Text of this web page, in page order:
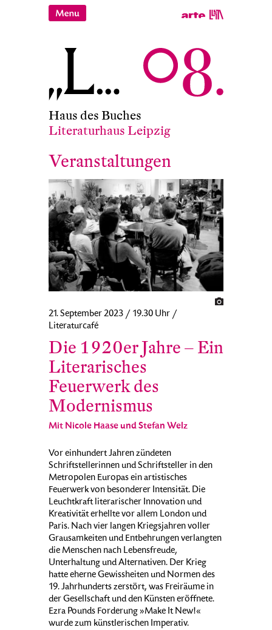
Haus des Buches
Literaturhaus Leipzig
Veranstaltungen
21. September 2023 / 19.30 Uhr /
Literaturcafé
Die 1920er Jahre – Ein
Literarisches
Feuerwerk des
Modernismus
Mit Nicole Haase und Stefan Welz
Vor einhundert Jahren zündeten
Schriftstellerinnen und Schriftsteller in den
Metropolen Europas ein artistisches
Feuerwerk von besonderer Intensität. Die
Leuchtkraft literarischer Innovation und
Kreativität erhellte vor allem London und
Paris. Nach vier langen Kriegsjahren voller
Grausamkeiten und Entbehrungen verlangten
die Menschen nach Lebensfreude,
Unterhaltung und Alternativen. Der Krieg
hatte eherne Gewissheiten und Normen des
19. Jahrhunderts zerstört, was Freiräume in
der Gesellschaft und den Künsten eröffnete.
Ezra Pounds Forderung »Make It New!«
wurde zum künstlerischen Imperativ.